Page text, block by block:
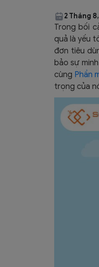
2 Tháng
Trong bối
quả là yếu
đơn tiêu
bảo sự
cùng Phần
trọng của